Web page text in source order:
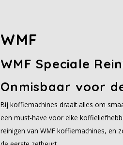
WMF
WMF Speciale
Onmisbaar voor
Bij koffiemachines draait alles om
een must-have voor elke
reinigen van WMF koffiemachines, en